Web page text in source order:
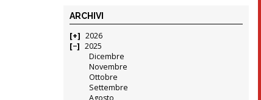
ARCHIVI
2026
2025
Dicembre
Novembre
Ottobre
Settembre